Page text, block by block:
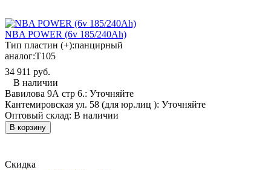
NBA POWER (6v 185/240Ah)
Тип пластин (+):панцирный
аналог:T105
34 911 руб.
В наличии
Вавилова 9А стр 6.: Уточняйте
Кантемировская ул. 58 (для юр.лиц ): Уточняйте
Оптовый склад: В наличии
В корзину
Скидка